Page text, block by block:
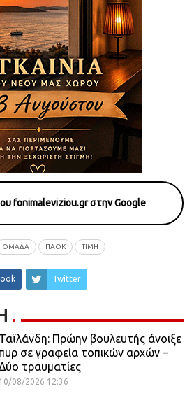
fonimaleviziou.gr στην Google
ΟΜΑΔΑ ΠΑΟΚ ΤΙΜΗ
Twitter
Ταϊλάνδη: Πρώην βουλευτής άνοιξε
πυρ σε γραφεία τοπικών αρχών –
τραυματίες
10/08/2026 12:36